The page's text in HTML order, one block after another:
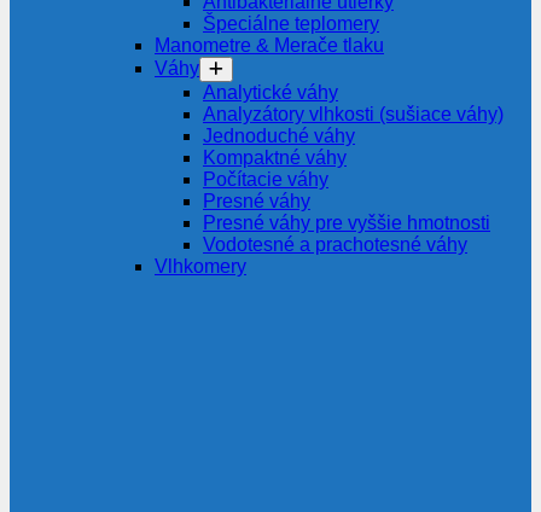
Špeciálne teplomery
Manometre & Merače tlaku
Váhy
Analytické váhy
Analyzátory vlhkosti (sušiace váhy)
Jednoduché váhy
Kompaktné váhy
Počítacie váhy
Presné váhy
Presné váhy pre vyššie hmotnosti
Vodotesné a prachotesné váhy
Vlhkomery